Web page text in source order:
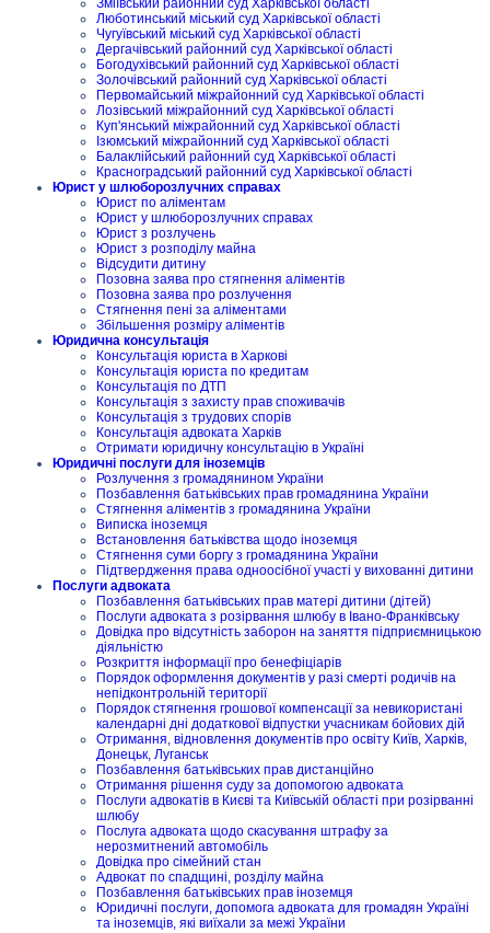
Зміївський районний суд Харківської області
Люботинський міський суд Харківської області
Чугуївський міський суд Харківської області
Дергачівський районний суд Харківської області
Богодухівський районний суд Харківської області
Золочівський районний суд Харківської області
Первомайський міжрайонний суд Харківської області
Лозівський міжрайонний суд Харківської області
Куп'янський міжрайонний суд Харківської області
Ізюмський міжрайонний суд Харківської області
Балаклійський районний суд Харківської області
Красноградський районний суд Харківської області
Юрист у шлюборозлучних справах
Юрист по аліментам
Юрист у шлюборозлучних справах
Юрист з розлучень
Юрист з розподілу майна
Відсудити дитину
Позовна заява про стягнення аліментів
Позовна заява про розлучення
Стягнення пені за аліментами
Збільшення розміру аліментів
Юридична консультація
Консультація юриста в Харкові
Консультація юриста по кредитам
Консультація по ДТП
Консультація з захисту прав споживачів
Консультація з трудових спорів
Консультація адвоката Харків
Отримати юридичну консультацію в Україні
Юридичні послуги для іноземців
Розлучення з громадянином України
Позбавлення батьківських прав громадянина України
Стягнення аліментів з громадянина України
Виписка іноземця
Встановлення батьківства щодо іноземця
Стягнення суми боргу з громадянина України
Підтвердження права одноосібної участі у вихованні дитини
Послуги адвоката
Позбавлення батьківських прав матері дитини (дітей)
Послуги адвоката з розірвання шлюбу в Івано-Франківську
Довідка про відсутність заборон на заняття підприємницькою
діяльністю
Розкриття інформації про бенефіціарів
Порядок оформлення документів у разі смерті родичів на
непідконтрольній території
Порядок стягнення грошової компенсації за невикористані
календарні дні додаткової відпустки учасникам бойових дій
Отримання, відновлення документів про освіту Київ, Харків,
Донецьк, Луганськ
Позбавлення батьківських прав дистанційно
Отримання рішення суду за допомогою адвоката
Послуги адвокатів в Києві та Київській області при розірванні
шлюбу
Послуга адвоката щодо скасування штрафу за
нерозмитнений автомобіль
Довідка про сімейний стан
Адвокат по спадщині, розділу майна
Позбавлення батьківських прав іноземця
Юридичні послуги, допомога адвоката для громадян Україні
та іноземців, які виїхали за межі України